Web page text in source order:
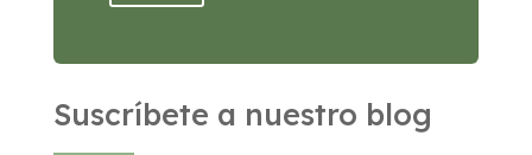
Suscríbete a nuestro blog